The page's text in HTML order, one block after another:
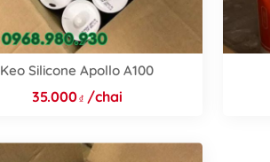
Keo Silicone Apollo A100
35.000 /chai